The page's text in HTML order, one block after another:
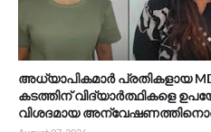
അധ്യാപികമാർ പ്രതികളായ
കടത്തിന് വിദ്യാർത്ഥികളെ
വിശദമായ